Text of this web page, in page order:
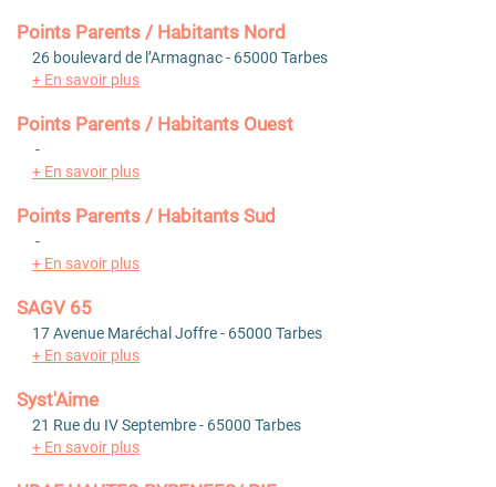
Points Parents / Habitants Nord
26 boulevard de l’Armagnac - 65000 Tarbes
+ En savoir plus
Points Parents / Habitants Ouest
-
+ En savoir plus
Points Parents / Habitants Sud
-
+ En savoir plus
SAGV 65
17 Avenue Maréchal Joffre - 65000 Tarbes
+ En savoir plus
Syst'Aime
21 Rue du IV Septembre - 65000 Tarbes
+ En savoir plus